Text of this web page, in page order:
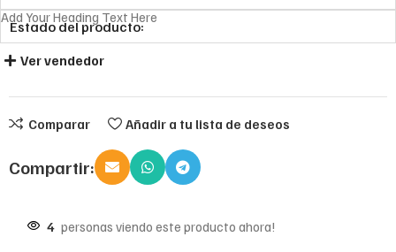
Estado del producto:
Add Your Heading Text Here
Ver vendedor
Comparar Añadir a tu lista de deseos
Compartir:
4 personas viendo este producto ahora!